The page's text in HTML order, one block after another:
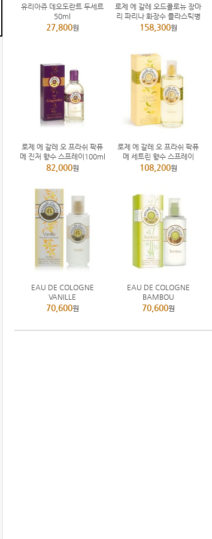
유리아쥬 데오도란트 두세르
50ml
27,800원
로제 에 갈레 오드콜로뉴 장마
리 파리나 화장수 플라스틱병
500ml
158,300원
로제 에 갈레 오 프라쉬 팍퓨
메 진저 향수 스프레이100ml
82,000원
로제 에 갈레 오 프라쉬 팍퓨
메 세트린 향수 스프레이
200ml
108,200원
EAU DE COLOGNE
VANILLE
70,600원
EAU DE COLOGNE
BAMBOU
70,600원